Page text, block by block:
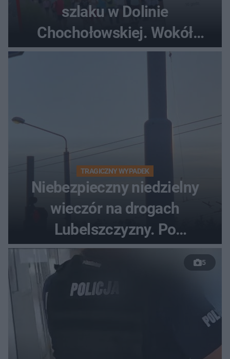
szlaku w Dolinie
Chochołowskiej. Wokół
TRAGICZNY WYPADEK
Niebezpieczny niedzielny
wieczór na drogach
Lubelszczyzny. Po
nieudanym manewrze
wyprzedzania zginął
kierowca auta
5